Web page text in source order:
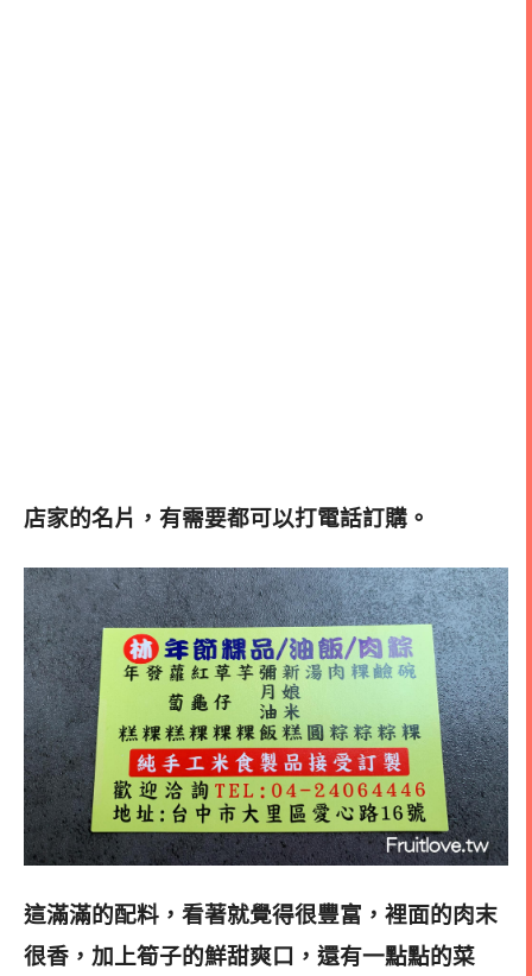
店家的名片，有需要都可以打電話訂購。
這滿滿的配料，看著就覺得很豐富，裡面的肉末
很香，加上筍子的鮮甜爽口，還有一點點的菜